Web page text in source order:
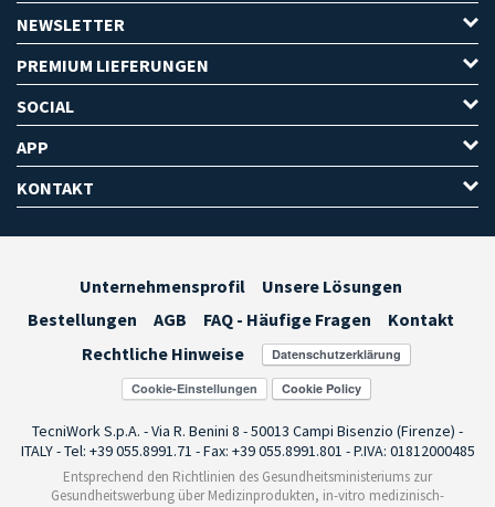
NEWSLETTER
PREMIUM LIEFERUNGEN
SOCIAL
APP
KONTAKT
Unternehmensprofil
Unsere Lösungen
Bestellungen
AGB FAQ - Häufige Fragen
Kontakt
Rechtliche Hinweise
Cookie-Einstellungen
TecniWork S.p.A. - Via R. Benini 8 - 50013 Campi Bisenzio (Firenze) -
ITALY - Tel: +39 055.8991.71 - Fax: +39 055.8991.801 - P.IVA: 01812000485
Entsprechend den Richtlinien des Gesundheitsministeriums zur
Gesundheitswerbung über Medizinprodukten, in-vitro medizinisch-